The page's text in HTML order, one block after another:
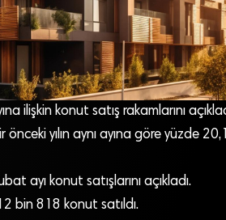
ilişkin konut satış rakamlarını
yılın aynı ayına göre yüzde
ayı konut satışlarını açıkladı.
bin 818 konut satıldı.